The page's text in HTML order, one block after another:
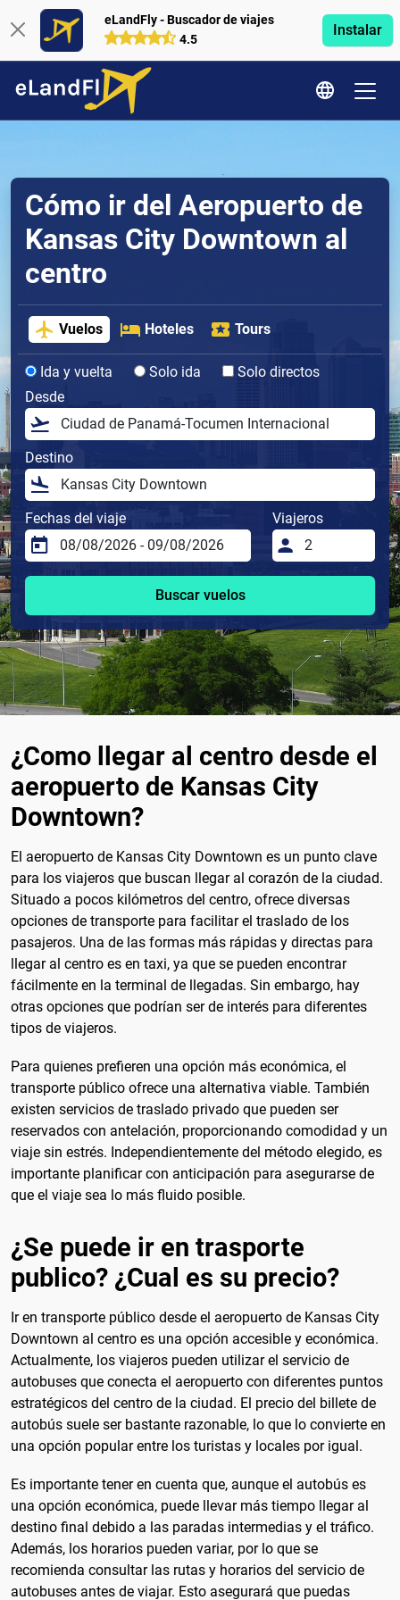
eLandFly - Buscador de viajes
4.5
Instalar
Cómo ir del Aeropuerto de
Kansas City Downtown al
centro
Vuelos Hoteles Tours
Ida y vuelta Solo ida
Solo directos
Desde
Destino
Fechas del viaje Viajeros
Buscar vuelos
¿Como llegar al centro desde el
aeropuerto de Kansas City
Downtown?
El aeropuerto de Kansas City Downtown es un punto clave
para los viajeros que buscan llegar al corazón de la ciudad.
Situado a pocos kilómetros del centro, ofrece diversas
opciones de transporte para facilitar el traslado de los
pasajeros. Una de las formas más rápidas y directas para
llegar al centro es en taxi, ya que se pueden encontrar
fácilmente en la terminal de llegadas. Sin embargo, hay
otras opciones que podrían ser de interés para diferentes
tipos de viajeros.
Para quienes prefieren una opción más económica, el
transporte público ofrece una alternativa viable. También
existen servicios de traslado privado que pueden ser
reservados con antelación, proporcionando comodidad y un
viaje sin estrés. Independientemente del método elegido, es
importante planificar con anticipación para asegurarse de
que el viaje sea lo más fluido posible.
¿Se puede ir en trasporte
publico? ¿Cual es su precio?
Ir en transporte público desde el aeropuerto de Kansas City
Downtown al centro es una opción accesible y económica.
Actualmente, los viajeros pueden utilizar el servicio de
autobuses que conecta el aeropuerto con diferentes puntos
estratégicos del centro de la ciudad. El precio del billete de
autobús suele ser bastante razonable, lo que lo convierte en
una opción popular entre los turistas y locales por igual.
Es importante tener en cuenta que, aunque el autobús es
una opción económica, puede llevar más tiempo llegar al
destino final debido a las paradas intermedias y el tráfico.
Además, los horarios pueden variar, por lo que se
recomienda consultar las rutas y horarios del servicio de
autobuses antes de viajar. Esto asegurará que puedas